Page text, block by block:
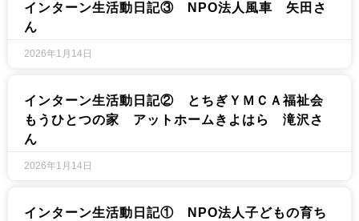
インターン生活動日記③ NPO法人風車 矢田さ
ん
2026年1月14日
インターン生活動日記② とちぎＹＭＣＡ福祉会
もうひとつの家 アットホームきよはら 滝沢さ
ん
2026年1月14日
インターン生活動日記① NPO法人子どもの育ち